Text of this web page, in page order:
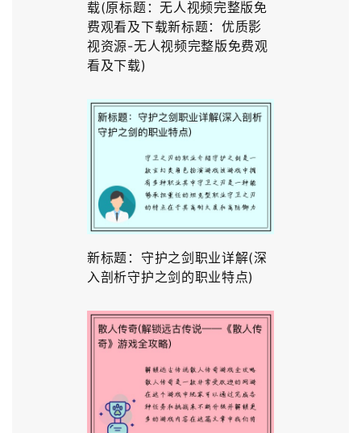
载(原标题：无人视频完整版免
费观看及下载新标题：优质影
视资源-无人视频完整版免费观
看及下载)
新标题：守护之剑职业详解(深
入剖析守护之剑的职业特点)